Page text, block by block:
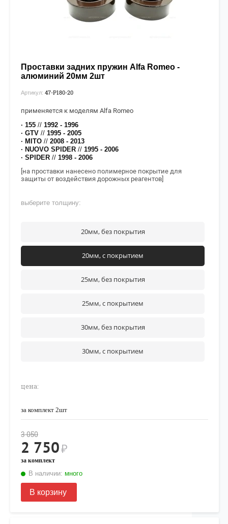
Проставки задних пружин Alfa Romeo -
алюминий 20мм 2шт
Артикул: 47-P180-20
применяется к моделям Alfa Romeo
· 155 // 1992 - 1996
· GTV // 1995 - 2005
· MITO // 2008 - 2013
· NUOVO SPIDER // 1995 - 2006
· SPIDER // 1998 - 2006
[на проставки нанесено полимерное покрытие для
защиты от воздействия дорожных реагентов]
выберите толщину:
20мм, без покрытия
20мм, с покрытием
25мм, без покрытия
25мм, с покрытием
30мм, без покрытия
30мм, с покрытием
цена:
за комплект 2шт
3 050
2 750₽
за комплект
В наличии: много
В корзину